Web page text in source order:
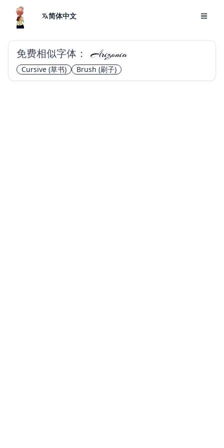
简体中文
免费相似字体： Arizonia
Cursive (草书) Brush (刷子)